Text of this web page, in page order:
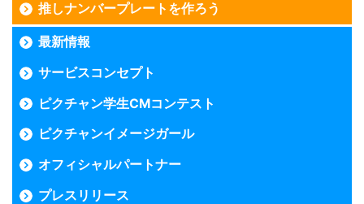
推しナンバープレートを作ろう
最新情報
サービスコンセプト
ピクチャン学生CMコンテスト
ピクチャンイメージガール
オフィシャルパートナー
プレスリリース